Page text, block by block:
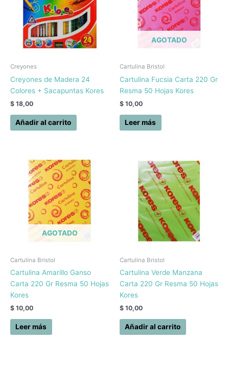
Creyones
Creyones de Madera 24
Colores + Sacapuntas Kores
$ 18,00
Añadir al carrito
AGOTADO
Cartulina Bristol
Cartulina Fucsia Carta 220 Gr
Resma 50 Hojas Kores
$ 10,00
Leer más
AGOTADO
Cartulina Bristol
Cartulina Amarillo Ganso
Carta 220 Gr Resma 50 Hojas
Kores
$ 10,00
Leer más
Cartulina Bristol
Cartulina Verde Manzana
Carta 220 Gr Resma 50 Hojas
Kores
$ 10,00
Añadir al carrito